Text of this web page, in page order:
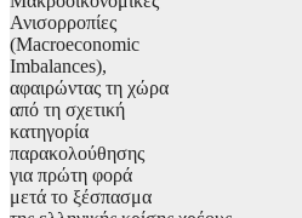
Ανισορροπίες
(Macroeconomic
Imbalances),
αφαιρώντας τη χώρα
από τη σχετική
κατηγορία
παρακολούθησης
για πρώτη φορά
μετά το ξέσπασμα